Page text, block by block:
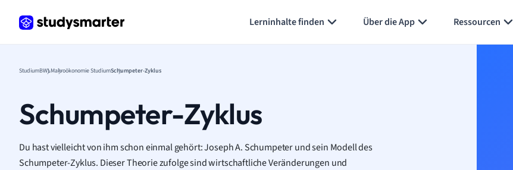
Lerninhalte finden Über die App Ressourcen
StudiumBWLMakroökonomie StudiumSchumpeter-Zyklus
Schumpeter-Zyklus
Du hast vielleicht von ihm schon einmal gehört: Joseph A. Schumpeter und sein Modell des
Schumpeter-Zyklus. Dieser Theorie zufolge sind wirtschaftliche Veränderungen und